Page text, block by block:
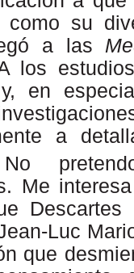
como su
a las
los
y, en
a
Me
Descartes
Luc
que